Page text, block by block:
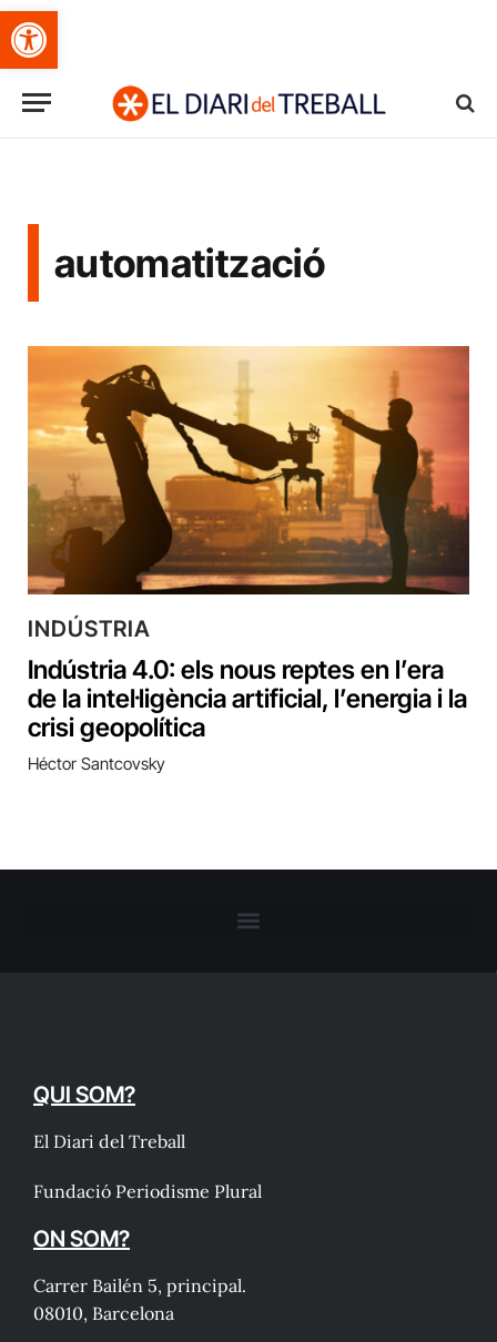
Obre la barra d'eines
automatització
INDÚSTRIA
Indústria 4.0: els nous reptes en l’era
de la intel·ligència artificial, l’energia i la
crisi geopolítica
Héctor Santcovsky
QUI SOM?
El Diari del Treball
Fundació Periodisme Plural
ON SOM?
Carrer Bailén 5, principal.
08010, Barcelona